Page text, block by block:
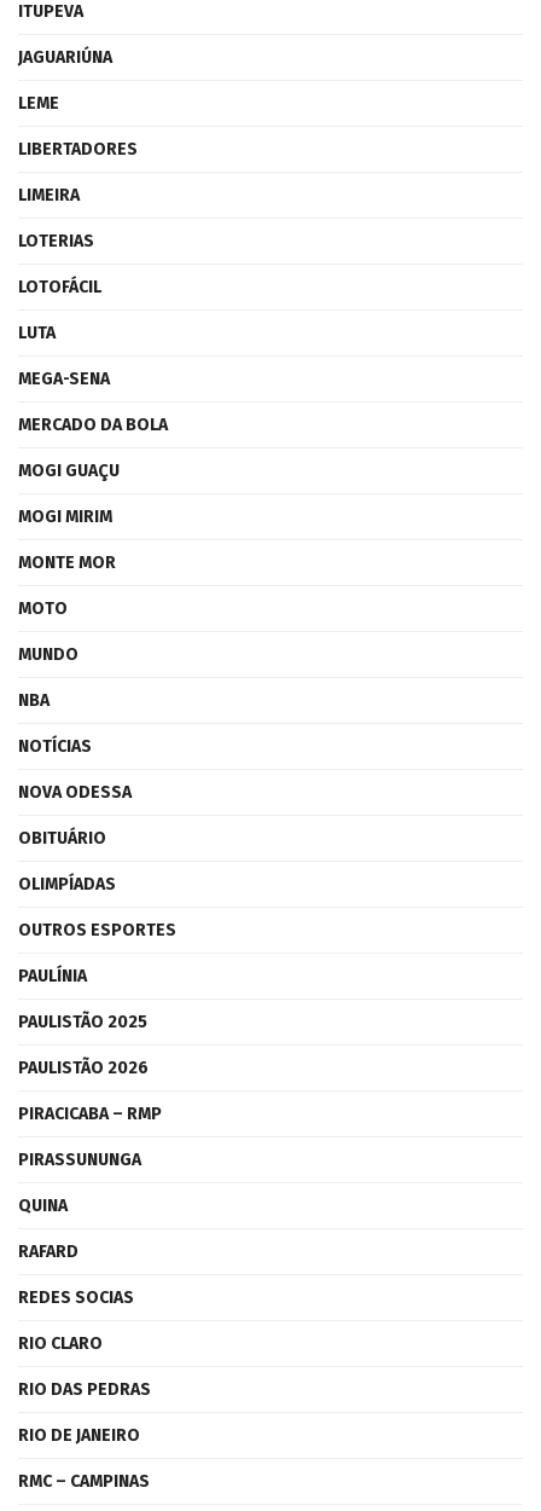
ITUPEVA
JAGUARIÚNA
LEME
LIBERTADORES
LIMEIRA
LOTERIAS
LOTOFÁCIL
LUTA
MEGA-SENA
MERCADO DA BOLA
MOGI GUAÇU
MOGI MIRIM
MONTE MOR
MOTO
MUNDO
NBA
NOTÍCIAS
NOVA ODESSA
OBITUÁRIO
OLIMPÍADAS
OUTROS ESPORTES
PAULÍNIA
PAULISTÃO 2025
PAULISTÃO 2026
PIRACICABA – RMP
PIRASSUNUNGA
QUINA
RAFARD
REDES SOCIAS
RIO CLARO
RIO DAS PEDRAS
RIO DE JANEIRO
RMC – CAMPINAS